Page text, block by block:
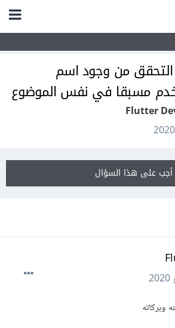
من وجود اسم
مسبقا في نفس الموضوع
أجب على هذا السؤال
وبركاته